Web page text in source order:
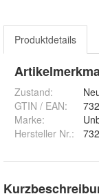
Produktdetails
Zustand:
GTIN / EAN:
Marke:
Hersteller Nr.: